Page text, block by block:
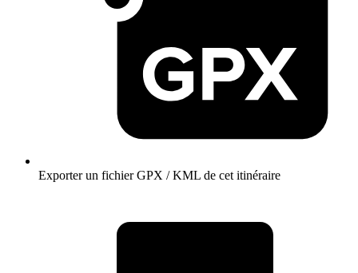
Exporter un fichier GPX / KML de cet itinéraire